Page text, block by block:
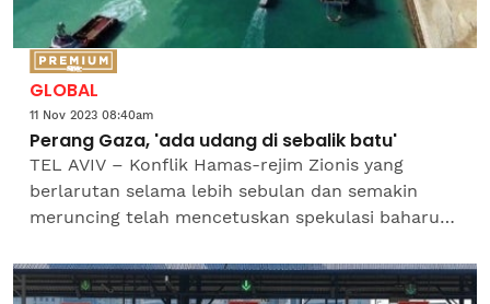
GLOBAL
11 Nov 2023 08:40am
Perang Gaza, 'ada udang di sebalik batu'
TEL AVIV – Konflik Hamas-rejim Zionis yang
berlarutan selama lebih sebulan dan semakin
meruncing telah mencetuskan spekulasi baharu
ganas yang meragut...